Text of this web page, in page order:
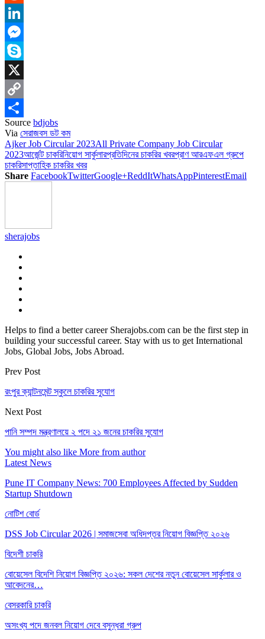
Reddit
LinkedIn
Messenger
Skype
X
Copy
Link
Share
Source bdjobs
Via সেরাজবস ডট কম
Ajker Job Circular 2023All Private Company Job Circular
2023আর্জেন্ট চাকরিনিয়োগ সার্কুলারপ্রতিদিনের চাকরির খবরপ্রাণ আরএফএল গ্রুপে
চাকরিসাপ্তাহিক চাকরির খবর
Share FacebookTwitterGoogle+ReddItWhatsAppPinterestEmail
sherajobs
Helps to find a better career Sherajobs.com can be the first step in
building your successful career. Stay with us to get International
Jobs, Global Jobs, Jobs Abroad.
Prev Post
রংপুর ক্যান্টনমেন্ট স্কুলে চাকরির সুযোগ
Next Post
পানি সম্পদ মন্ত্রণালয়ে ২ পদে ২১ জনের চাকরির সুযোগ
You might also like More from author
Latest News
Pune IT Company News: 700 Employees Affected by Sudden
Startup Shutdown
নোটিশ বোর্ড
DSS Job Circular 2026 | সমাজসেবা অধিদপ্তর নিয়োগ বিজ্ঞপ্তি ২০২৬
বিদেশী চাকরি
বোয়েসেল বিদেশি নিয়োগ বিজ্ঞপ্তি ২০২৬: সকল দেশের নতুন বোয়েসেল সার্কুলার ও
আবেদনের…
বেসরকারি চাকরি
অসংখ্য পদে জনবল নিয়োগ দেবে বসুন্ধরা গ্রুপ